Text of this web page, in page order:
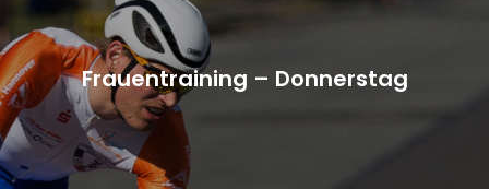
Frauentraining – Donnerstag